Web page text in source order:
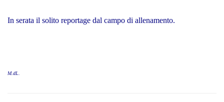
In serata il solito reportage dal campo di allenamento.
M.dL.